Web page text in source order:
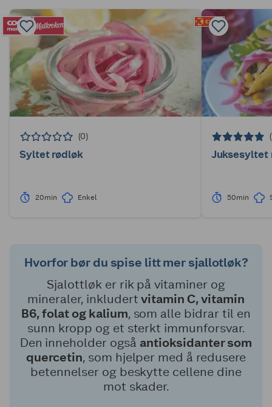
(0)
Syltet rødløk
20min Enkel
Juksesyltet
50min
Hvorfor bør du spise litt mer sjallotløk?
Sjalottløk er rik på vitaminer og
mineraler, inkludertvitamin C, vitamin
B6, folat og kalium, som alle bidrar til en
sunn kropp og et sterkt immunforsvar.
Den inneholder også antioksidanter som
quercetin, som hjelper med å redusere
betennelser og beskytte cellene dine
mot skader.